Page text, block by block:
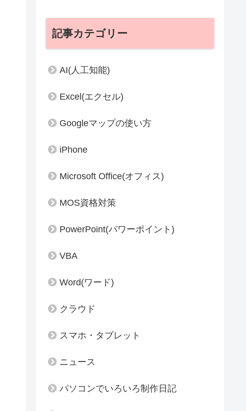
記事カテゴリー
AI(人工知能)
Excel(エクセル)
Googleマップの使い方
iPhone
Microsoft Office(オフィス)
MOS資格対策
PowerPoint(パワーポイント)
VBA
Word(ワード)
クラウド
スマホ・タブレット
ニュース
パソコンでいろいろ制作日記